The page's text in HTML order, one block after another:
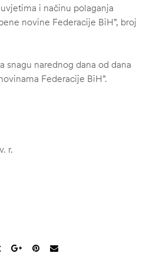
i načinu polaganja
novine Federacije BiH”, broj
snagu narednog dana od dana
Federacije BiH”.
r.